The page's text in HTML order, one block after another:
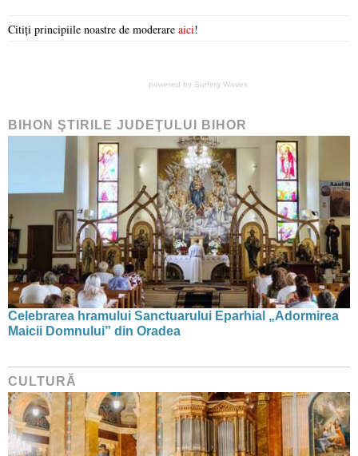
Citiți principiile noastre de moderare aici!
powered by Surfing Waves
BIHON ŞTIRILE JUDEŢULUI BIHOR
Celebrarea hramului Sanctuarului Eparhial „Adormirea
Maicii Domnului” din Oradea
CULTURĂ